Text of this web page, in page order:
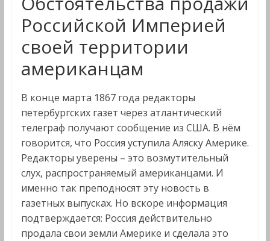
Российской Империей
своей территории
американцам
В конце марта 1867 года редакторы
петербургских газет через атлантический
телеграф получают сообщение из США. В нём
говорится, что Россия уступила Аляску Америке.
Редакторы уверены – это возмутительный
слух, распространяемый американцами. И
именно так преподносят эту новость в
газетных выпусках. Но вскоре информация
подтверждается: Россия действительно
продала свои земли Америке и сделала это